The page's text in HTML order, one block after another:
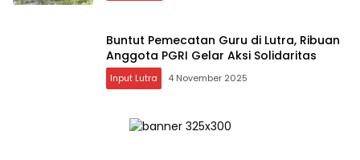
Buntut Pemecatan Guru di Lutra, Ribuan
Anggota PGRI Gelar Aksi Solidaritas
Input Lutra 4 November 2025